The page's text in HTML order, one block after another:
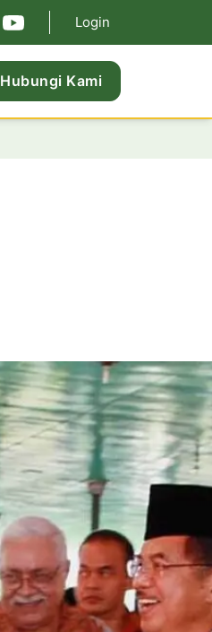
Login
Hubungi Kami